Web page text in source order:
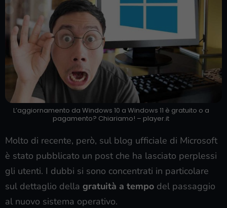
L’aggiornamento da Windows 10 a Windows 11 è gratuito o a
pagamento? Chiariamo! – player.it
Molto di recente, però, sul blog ufficiale di Microsoft
è stato pubblicato un post che ha lasciato perplessi
gli utenti. I dubbi si sono concentrati in particolare
sul dettaglio della gratuità a tempo del passaggio
al nuovo sistema operativo.